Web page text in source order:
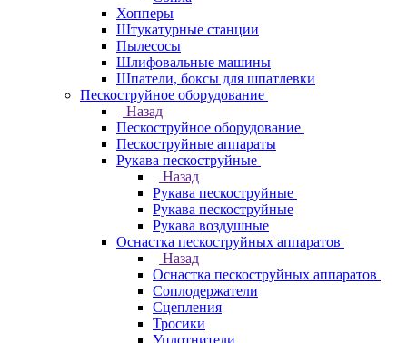
Хопперы
Штукатурные станции
Пылесосы
Шлифовальные машины
Шпатели, боксы для шпатлевки
Пескоструйное оборудование
Назад
Пескоструйное оборудование
Пескоструйные аппараты
Рукава пескоструйные
Назад
Рукава пескоструйные
Рукава пескоструйные
Рукава воздушные
Оснастка пескоструйных аппаратов
Назад
Оснастка пескоструйных аппаратов
Соплодержатели
Сцепления
Тросики
Уплотнители